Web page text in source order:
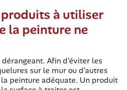
à utiliser
la peinture ne
dérangeant. Afin d'éviter les
sur le mur ou d'autres
peinture adéquate. Un produit